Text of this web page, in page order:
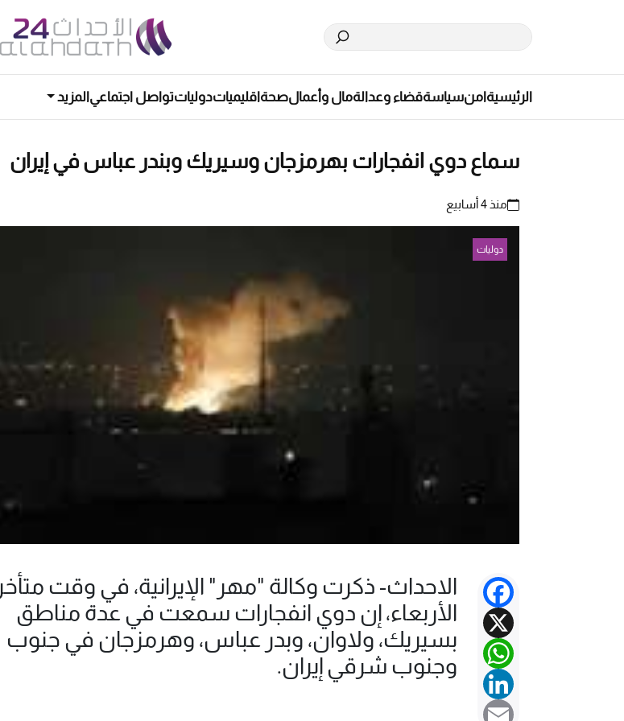
الرئيسيةامنسياسةقضاء وعدالةمال وأعمالصحةاقليمياتدولياتتواصل اجتماعيالمزيد
سماع دوي انفجارات بهرمزجان وسيريك وبندر عباس في إيران
منذ 4 أسابيع
دوليات
Facebook
X
WhatsApp
LinkedIn
Email
الاحداث- ذكرت وكالة "مهر" الإيرانية، في وقت متأخر
الأربعاء، إن دوي انفجارات سمعت في عدة مناطق
بسيريك، ولاوان، وبدر عباس، وهرمزجان في جنوب
وجنوب شرقي إيران.